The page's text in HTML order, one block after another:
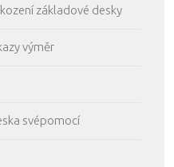
základové desky
výměr
svépomocí